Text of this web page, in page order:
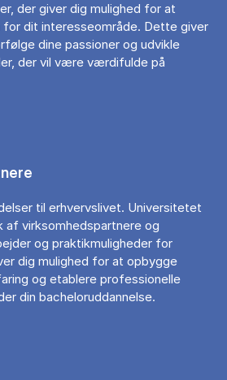
der giver dig mulighed for at
for dit interesseområde. Dette giver
dine passioner og udvikle
der vil være værdifulde på
til erhvervslivet. Universitetet
virksomhedspartnere og
og praktikmuligheder for
dig mulighed for at opbygge
og etablere professionelle
din bacheloruddannelse.